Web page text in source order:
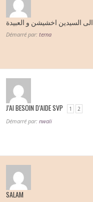
الى السيدين اخشيشن و العبيدة
Démarré par: terna
J’AI BESOIN D’AIDE SVP 1 2
Démarré par: nwali
SALAM